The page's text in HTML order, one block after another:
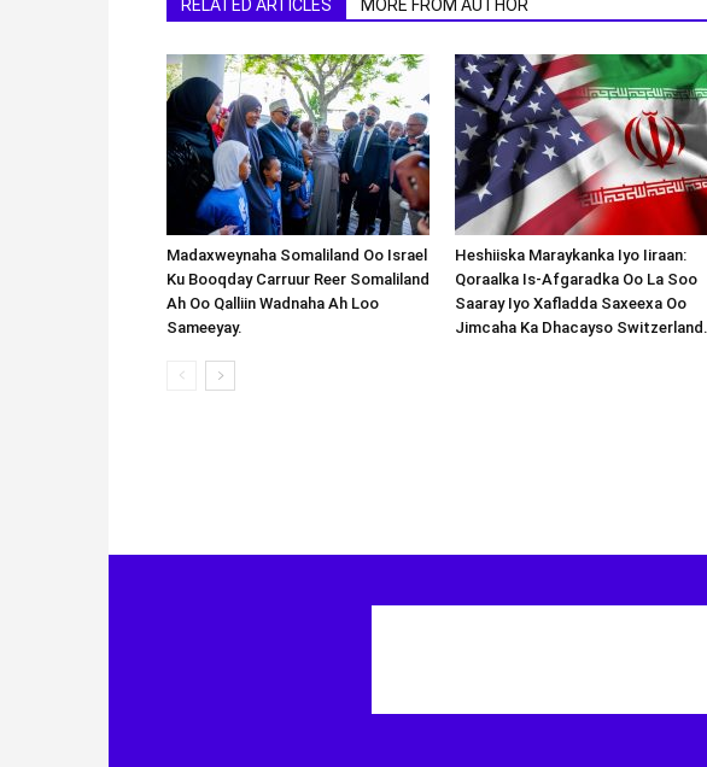
RELATED ARTICLES MORE FROM AUTHOR
Madaxweynaha Somaliland Oo Israel
Ku Booqday Carruur Reer Somaliland
Ah Oo Qalliin Wadnaha Ah Loo
Sameeyay.
Heshiiska Maraykanka Iyo Iiraan:
Qoraalka Is-Afgaradka Oo La Soo
Saaray Iyo Xafladda Saxeexa Oo
Jimcaha Ka Dhacayso Switzerland.